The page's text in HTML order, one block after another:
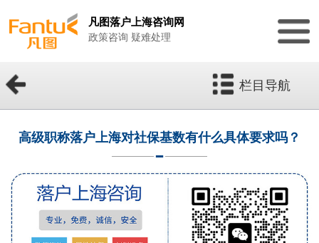
凡图落户上海咨询网
政策咨询 疑难处理
栏目导航
高级职称落户上海对社保基数有什么具体要求吗？